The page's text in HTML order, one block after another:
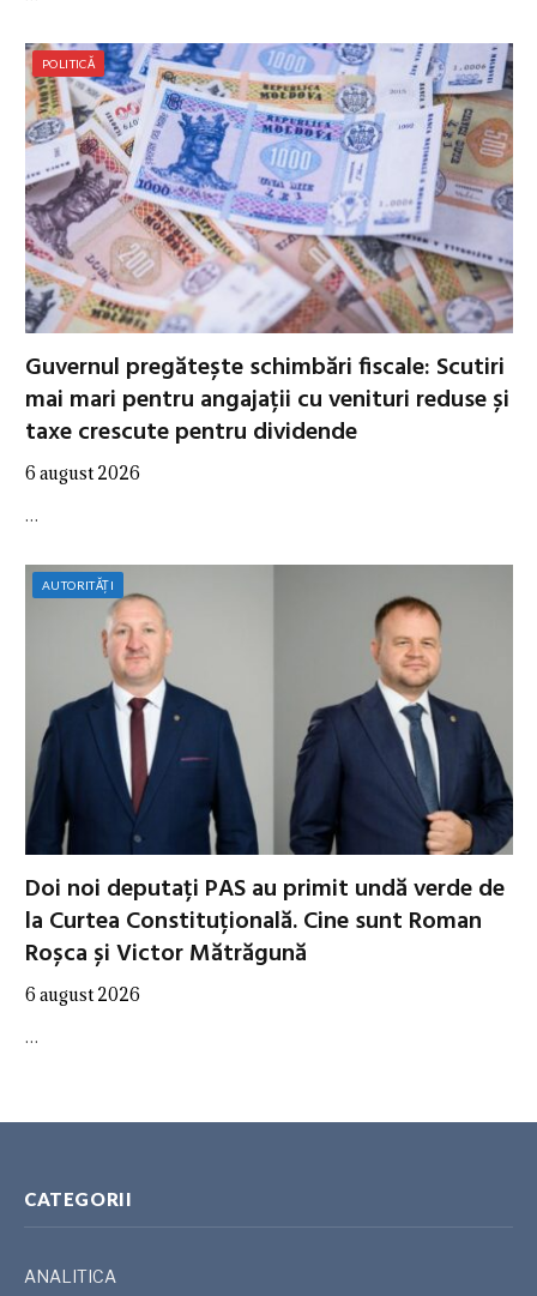
POLITICĂ
Guvernul pregătește schimbări fiscale: Scutiri
mai mari pentru angajații cu venituri reduse și
taxe crescute pentru dividende
6 august 2026
…
AUTORITĂȚI
Doi noi deputați PAS au primit undă verde de
la Curtea Constituțională. Cine sunt Roman
Roșca și Victor Mătrăgună
6 august 2026
…
CATEGORII
ANALITICA